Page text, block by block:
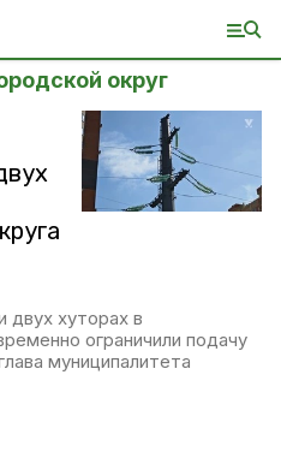
округ
двух хуторах в
ограничили подачу
муниципалитета